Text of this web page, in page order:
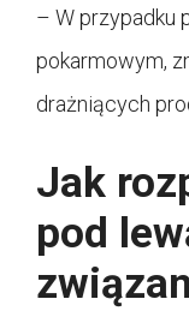
– W przypadku
pokarmowym,
drażniących
Jak
pod